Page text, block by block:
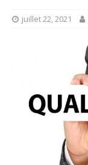
juillet 22, 2021